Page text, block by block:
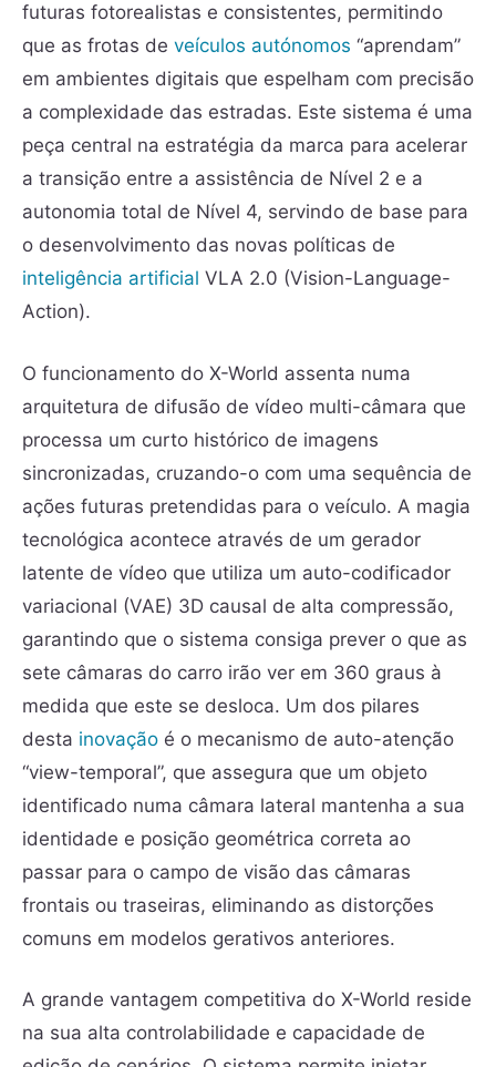
futuras fotorealistas e consistentes, permitindo
que as frotas de veículos autónomos “aprendam”
em ambientes digitais que espelham com precisão
a complexidade das estradas. Este sistema é uma
peça central na estratégia da marca para acelerar
a transição entre a assistência de Nível 2 e a
autonomia total de Nível 4, servindo de base para
o desenvolvimento das novas políticas de
inteligência artificial VLA 2.0 (Vision-Language-
Action).
O funcionamento do X-World assenta numa
arquitetura de difusão de vídeo multi-câmara que
processa um curto histórico de imagens
sincronizadas, cruzando-o com uma sequência de
ações futuras pretendidas para o veículo. A magia
tecnológica acontece através de um gerador
latente de vídeo que utiliza um auto-codificador
variacional (VAE) 3D causal de alta compressão,
garantindo que o sistema consiga prever o que as
sete câmaras do carro irão ver em 360 graus à
medida que este se desloca. Um dos pilares
desta inovação é o mecanismo de auto-atenção
“view-temporal”, que assegura que um objeto
identificado numa câmara lateral mantenha a sua
identidade e posição geométrica correta ao
passar para o campo de visão das câmaras
frontais ou traseiras, eliminando as distorções
comuns em modelos gerativos anteriores.
A grande vantagem competitiva do X-World reside
na sua alta controlabilidade e capacidade de